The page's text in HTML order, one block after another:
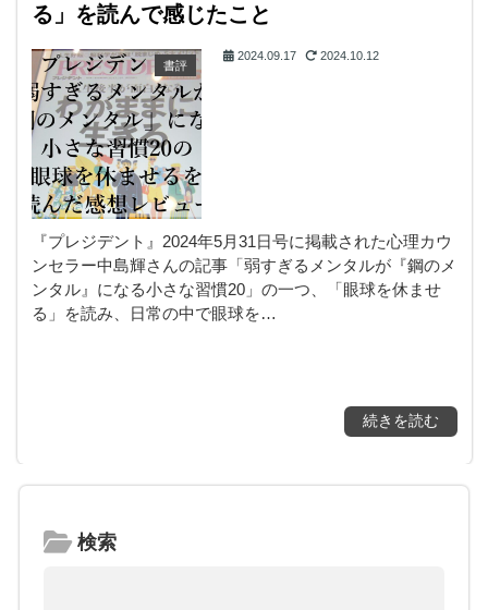
る」を読んで感じたこと
書評
2024.09.17 2024.10.12
『プレジデント』2024年5月31日号に掲載された心理カウ
ンセラー中島輝さんの記事「弱すぎるメンタルが『鋼のメ
ンタル』になる小さな習慣20」の一つ、「眼球を休ませ
る」を読み、日常の中で眼球を…
続きを読む
検索